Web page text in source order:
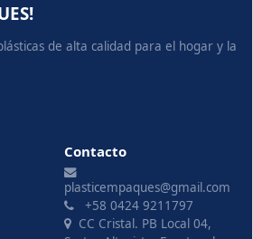
de alta calidad para el hogar y la
Contacto
plasticempaques@gmail.com
+58 0424 9211797
CC Cristal. PB Local 04,